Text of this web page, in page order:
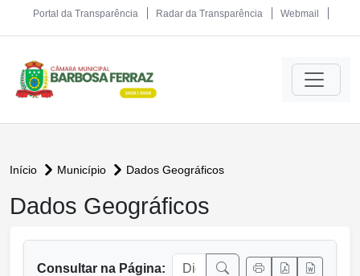
Portal da Transparência Radar da Transparência Webmail
Início Município Dados Geográficos
conteúdo principal
Dados Geográficos
Consultar na Página: